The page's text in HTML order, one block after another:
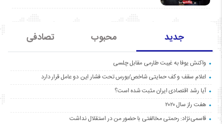
جدید محبوب تصادفی
واکنش یوفا به غیبت طارمی مقابل چلسی
اعلام سقف و کف حمایتی شاخص/بورس تحت فشار این دو عامل قرار دارد
آیا رشد اقتصادی ایران مثبت شده است؟
هفت راز سال ۲۰۲۰
قاسمی‌نژاد: رحمتی مخالفتی با حضور من در استقلال نداشت